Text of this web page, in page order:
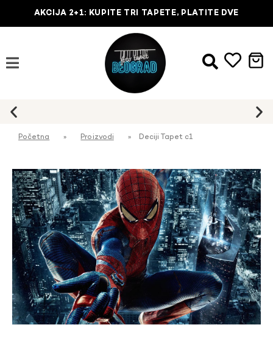
AKCIJA 2+1: KUPITE TRI TAPETE, PLATITE DVE
Početna » Proizvodi » Deciji Tapet c1